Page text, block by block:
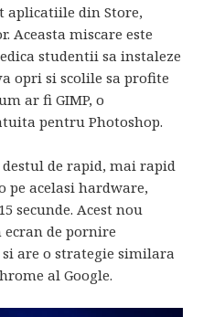
aplicatiile din Store,
Aceasta miscare este
studentii sa instaleze
opri si scolile sa profite
ar fi GIMP, o
pentru Photoshop.
destul de rapid, mai rapid
pe acelasi hardware,
secunde. Acest nou
ecran de pornire
are o strategie similara
al Google.